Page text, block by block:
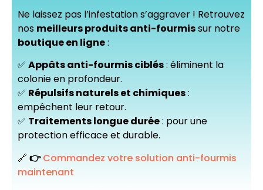
Ne laissez pas l’infestation s’aggraver ! Retrouvez
nos meilleurs produits anti-fourmissur notre
boutique en ligne:
✅ Appâts anti-fourmis ciblés: éliminent la
colonie en profondeur.
✅ Répulsifs naturels et chimiques:
empêchent leur retour.
✅ Traitements longue durée: pour une
protection efficace et durable.
🔗 👉Commandez votre solution anti-fourmis
maintenant